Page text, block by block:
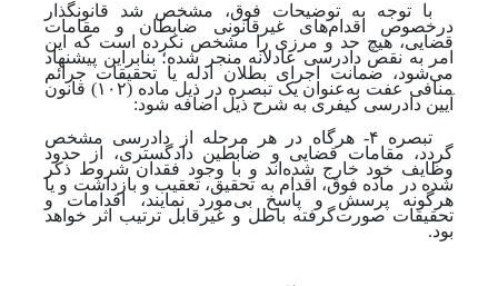
با توجه ‌به توضیحات فوق، مشخص شد قانونگذار
درخصوص اقدام‌های غیرقانونی ضابطان و مقامات
قضایی، هیچ حد و مرزی را مشخص نکرده است که این
امر به نقص دادرسی عادلانه منجر شده؛ بنابراین پیشنهاد
می‌شود، ضمانت اجرای بطلان ادله یا تحقیقات جرائم
منافی عفت به‌عنوان یک تبصره در ذیل ماده (۱۰۲) قانون
آیین دادرسی کیفری به شرح ذیل اضافه شود:
تبصره ۴- هرگاه در هر مرحله از دادرسی مشخص
گردد، مقامات قضایی و ضابطین دادگستری، از حدود
وظایف خود خارج شده‌اند و با وجود فقدان شروط ذکر
شده در ماده فوق، اقدام به تحقیق، تعقیب و بازداشت و یا
هرگونه پرسش ‌و پاسخ بی‌مورد نمایند، اقدامات و
تحقیقات صورت‌گرفته باطل و غیرقابل ترتیب اثر خواهد
بود.